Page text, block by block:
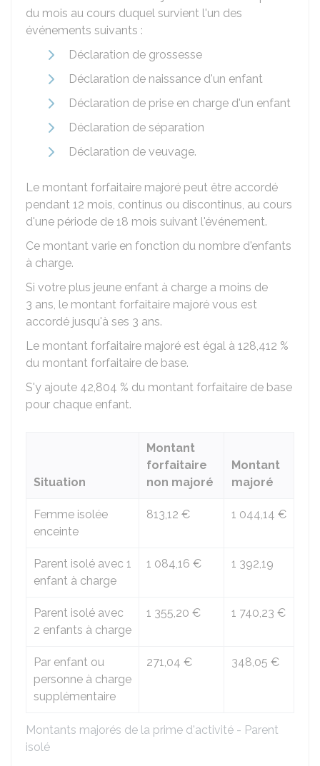
du mois au cours duquel survient l'un des
événements suivants :
Déclaration de grossesse
Déclaration de naissance d'un enfant
Déclaration de prise en charge d'un enfant
Déclaration de séparation
Déclaration de veuvage.
Le montant forfaitaire majoré peut être accordé
pendant 12 mois, continus ou discontinus, au cours
d'une période de 18 mois suivant l'événement.
Ce montant varie en fonction du nombre d'enfants
à charge.
Si votre plus jeune enfant à charge a moins de
3 ans, le montant forfaitaire majoré vous est
accordé jusqu'à ses 3 ans.
Le montant forfaitaire majoré est égal à 128,412 %
du montant forfaitaire de base.
S'y ajoute 42,804 % du montant forfaitaire de base
pour chaque enfant.
Montants majorés de la prime d'activité - Parent
isolé
Situation
Montant
forfaitaire
non majoré
Montant
majoré
Femme isolée
enceinte
813,12 € 1 044,14 €
Parent isolé avec 1
enfant à charge
1 084,16 € 1 392,19
Parent isolé avec
2 enfants à charge
1 355,20 € 1 740,23 €
Par enfant ou
personne à charge
supplémentaire
271,04 € 348,05 €